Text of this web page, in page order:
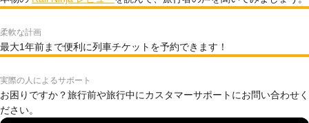
柔軟な計画
最大1年前まで便利に列車チケットを予約できます！
実際の人によるサポート
お困りですか？旅行前や旅行中にカスタマーサポートにお問い合わせく
ださい。